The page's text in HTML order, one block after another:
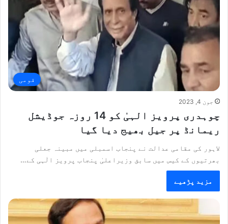
قومی
جون 4, 2023
چوہدری پرویز الہیٰ کو 14 روزہ جوڈیشل
ریمانڈ پر جیل بھیج دیا گیا
لاہور کی مقامی عدالت نے پنجاب اسمبلی میں مبینہ جعلی
بھرتیوں کے کیس میں سابق وزیراعلیٰ پنجاب پرویز الٰہی کے…
مزید پڑھیے